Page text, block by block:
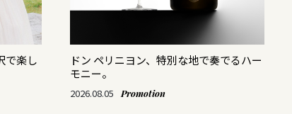
で楽し
ドン ペリニヨン、特別な地で奏でるハー
モニー。
2026.08.05 Promotion